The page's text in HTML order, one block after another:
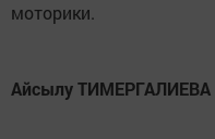
моторики.
Айсылу ТИМЕРГАЛИЕВА